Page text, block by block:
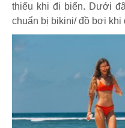
thiếu khi đi biển. Dưới
chuẩn bị bikini/ đồ bơi khi